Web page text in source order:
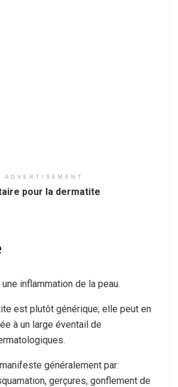
ADVERTISEMENT
pour la dermatite
inflammation de la peau.
est plutôt générique; elle peut en
à un large éventail de
généralement par:
gerçures, gonflement de